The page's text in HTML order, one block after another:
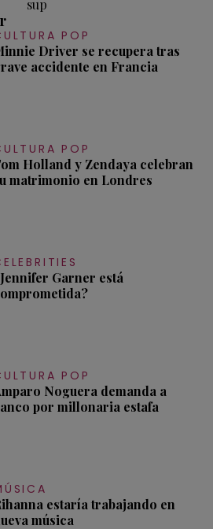
sup
POP
Driver se recupera tras
accidente en Francia
POP
Holland y Zendaya celebran
matrimonio en Londres
Garner está
POP
Noguera demanda a
por millonaria estafa
estaría trabajando en
música